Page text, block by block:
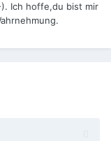
Ich hoffe,du bist mir